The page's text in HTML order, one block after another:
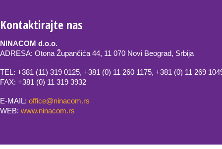
Kontaktirajte nas
NINACOM d.o.o.
ADRESA: Otona Župančića 44, 11 070 Novi Beograd, Srbija
TEL: +381 (11) 319 0125, +381 (0) 11 260 1175, +381 (0) 11 269
FAX: +381 (0) 11 319 3932
E-MAIL: office@ninacom.rs
WEB: www.ninacom.rs